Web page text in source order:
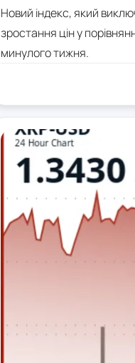
Новий індекс, який
зростання цін у
минулого тижня.